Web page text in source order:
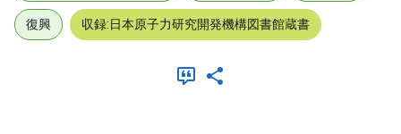
復興 収録:日本原子力研究開発機構図書館蔵書